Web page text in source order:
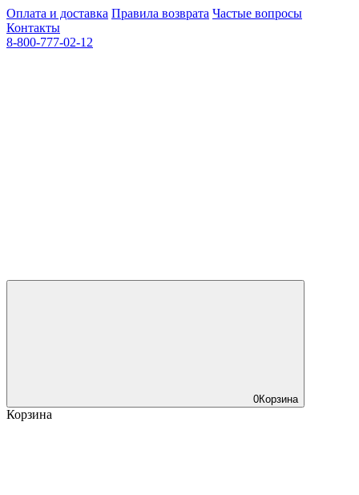
Оплата и доставка Правила возврата Частые вопросы
Контакты
8-800-777-02-12
0Корзина
Корзина